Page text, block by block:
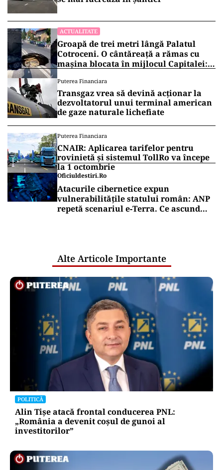
ACTUALITATE
Groapă de trei metri lângă Palatul
Cotroceni. O cântăreață a rămas cu
mașina blocata în mijlocul Capitalei:
Puterea Financiara
Transgaz vrea să devină acționar la
dezvoltatorul unui terminal american
de gaze naturale lichefiate
Puterea Financiara
CNAIR: Aplicarea tarifelor pentru
rovinietă și sistemul TollRo va începe
la 1 octombrie
Oficiuldestiri.ro
Atacurile cibernetice expun
vulnerabilitățile statului român: ANP
repetă scenariul e‑Terra. Ce ascund
Alte Articole Importante
POLITICĂ
Alin Tișe atacă frontal conducerea PNL:
„România a devenit coșul de gunoi al
investitorilor”